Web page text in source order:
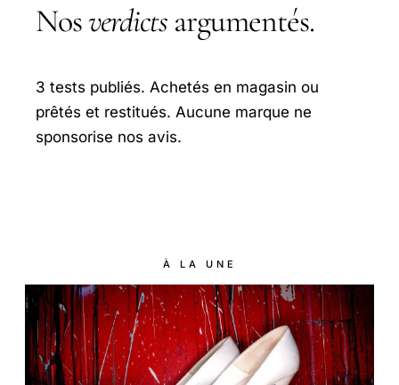
Nosverdicts argumentés.
3 tests publiés. Achetés en magasin ou
prêtés et restitués. Aucune marque ne
sponsorise nos avis.
À LA UNE